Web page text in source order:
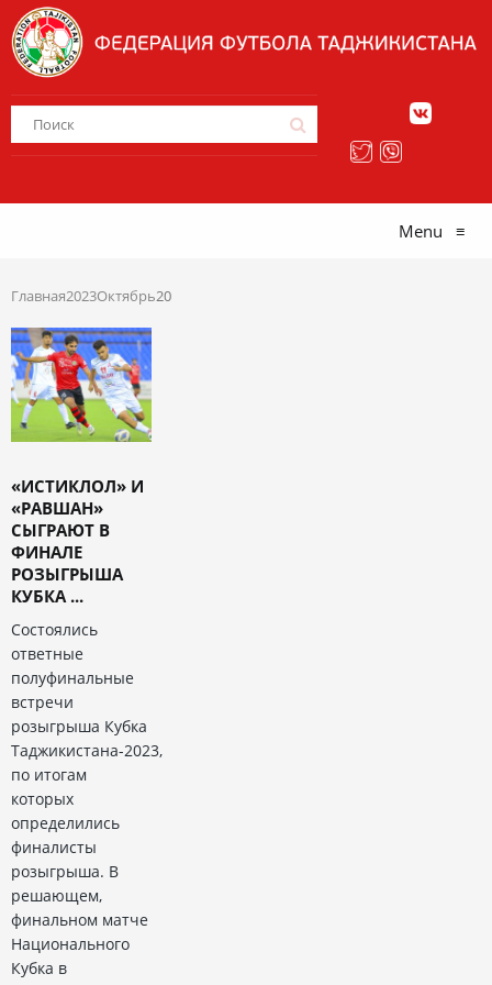
Menu ≡
Главная2023Октябрь20
«ИСТИКЛОЛ» И
«РАВШАН»
СЫГРАЮТ В
ФИНАЛЕ
РОЗЫГРЫША
КУБКА ...
Состоялись
ответные
полуфинальные
встречи
розыгрыша Кубка
Таджикистана-2023,
по итогам
которых
определились
финалисты
розыгрыша. В
решающем,
финальном матче
Национального
Кубка в